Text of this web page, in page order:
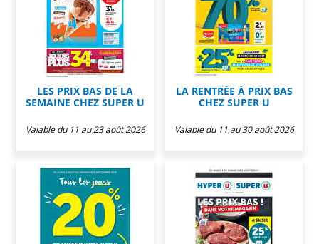
LES PRIX BAS DE LA
SEMAINE CHEZ SUPER U
Valable du 11 au 23 août 2026
LA RENTRÉE À PRIX BAS
CHEZ SUPER U
Valable du 11 au 30 août 2026